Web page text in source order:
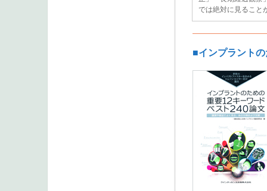
では絶対に見ること
■インプラント